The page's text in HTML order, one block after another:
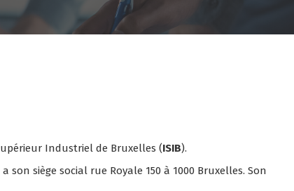
Industriel de Bruxelles (ISIB).
siège social rue Royale 150 à 1000 Bruxelles. Son